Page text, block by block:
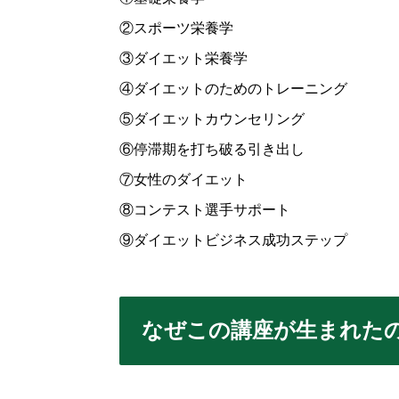
②スポーツ栄養学
③ダイエット栄養学
④ダイエットのためのトレーニング
⑤ダイエットカウンセリング
⑥停滞期を打ち破る引き出し
⑦女性のダイエット
⑧コンテスト選手サポート
⑨ダイエットビジネス成功ステップ
なぜこの講座が生まれた